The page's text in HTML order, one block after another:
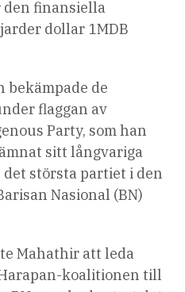
den finansiella
dollar 1MDB
bekämpade de
flaggan av
Party, som han
sitt långvariga
det största partiet i den
Nasional (BN)
Mahathir att leda
koalitionen till